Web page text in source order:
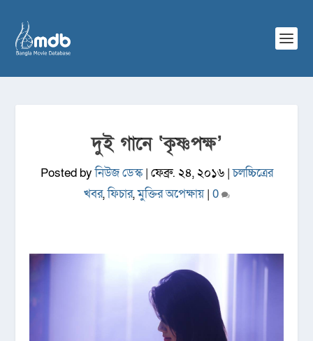
দুই গানে ‘কৃষ্ণপক্ষ’
Posted byনিউজ ডেস্ক| ফেব্রু. ২৪, ২০১৬|চলচ্চিত্রের
খবর,ফিচার,মুক্তির অপেক্ষায়| 0